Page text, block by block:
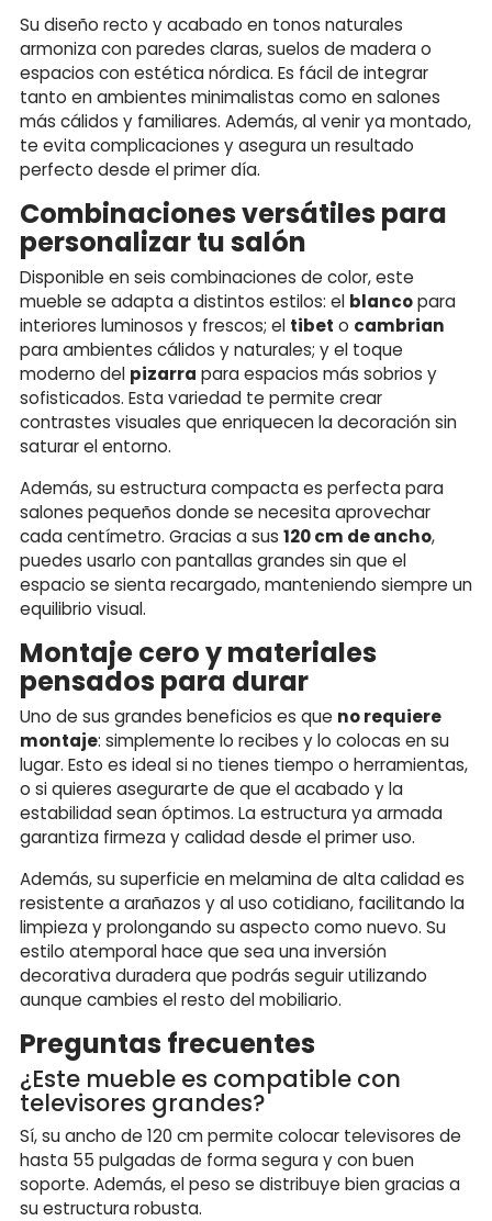
Su diseño recto y acabado en tonos naturales
armoniza con paredes claras, suelos de madera o
espacios con estética nórdica. Es fácil de integrar
tanto en ambientes minimalistas como en salones
más cálidos y familiares. Además, al venir ya montado,
te evita complicaciones y asegura un resultado
perfecto desde el primer día.
Combinaciones versátiles para
personalizar tu salón
Disponible en seis combinaciones de color, este
mueble se adapta a distintos estilos: el blancopara
interiores luminosos y frescos; el tibet o cambrian
para ambientes cálidos y naturales; y el toque
moderno del pizarra para espacios más sobrios y
sofisticados. Esta variedad te permite crear
contrastes visuales que enriquecen la decoración sin
saturar el entorno.
Además, su estructura compacta es perfecta para
salones pequeños donde se necesita aprovechar
cada centímetro. Gracias a sus 120 cm de ancho,
puedes usarlo con pantallas grandes sin que el
espacio se sienta recargado, manteniendo siempre un
equilibrio visual.
Montaje cero y materiales
pensados para durar
Uno de sus grandes beneficios es que no requiere
montaje: simplemente lo recibes y lo colocas en su
lugar. Esto es ideal si no tienes tiempo o herramientas,
o si quieres asegurarte de que el acabado y la
estabilidad sean óptimos. La estructura ya armada
garantiza firmeza y calidad desde el primer uso.
Además, su superficie en melamina de alta calidad es
resistente a arañazos y al uso cotidiano, facilitando la
limpieza y prolongando su aspecto como nuevo. Su
estilo atemporal hace que sea una inversión
decorativa duradera que podrás seguir utilizando
aunque cambies el resto del mobiliario.
Preguntas frecuentes
¿Este mueble es compatible con
televisores grandes?
Sí, su ancho de 120 cm permite colocar televisores de
hasta 55 pulgadas de forma segura y con buen
soporte. Además, el peso se distribuye bien gracias a
su estructura robusta.